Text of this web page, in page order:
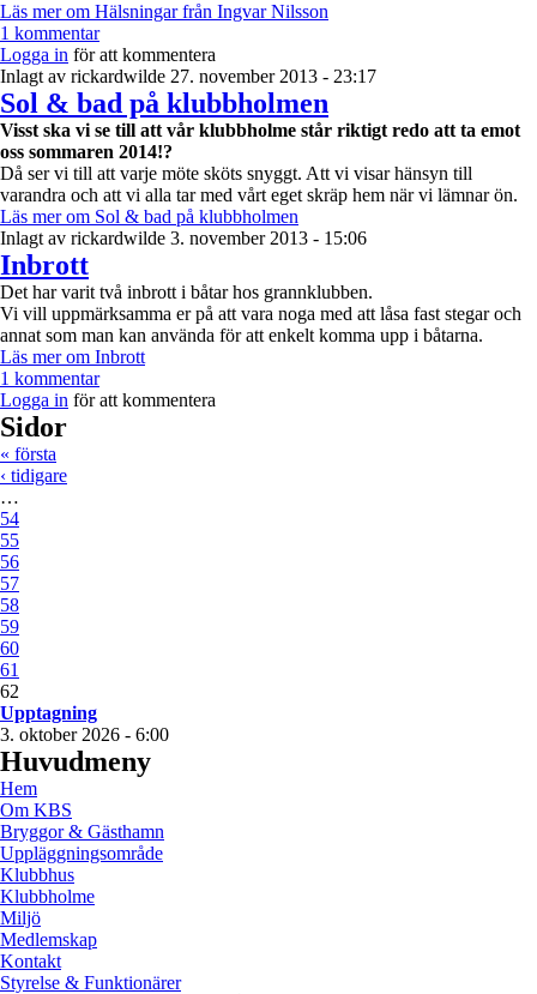
Läs merom Hälsningar från Ingvar Nilsson
1 kommentar
Logga in för att kommentera
Inlagt av rickardwilde 27. november 2013 - 23:17
Sol & bad på klubbholmen
Visst ska vi se till att vår klubbholme står riktigt redo att ta emot
oss sommaren 2014!?
Då ser vi till att varje möte sköts snyggt. Att vi visar hänsyn till
varandra och att vi alla tar med vårt eget skräp hem när vi lämnar ön.
Läs merom Sol & bad på klubbholmen
Inlagt av rickardwilde 3. november 2013 - 15:06
Inbrott
Det har varit två inbrott i båtar hos grannklubben.
Vi vill uppmärksamma er på att vara noga med att låsa fast stegar och
annat som man kan använda för att enkelt komma upp i båtarna.
Läs merom Inbrott
1 kommentar
Logga in för att kommentera
Sidor
« första
‹ tidigare
…
54
55
56
57
58
59
60
61
62
Upptagning
3. oktober 2026 - 6:00
Huvudmeny
Hem
Om KBS
Bryggor & Gästhamn
Uppläggningsområde
Klubbhus
Klubbholme
Miljö
Medlemskap
Kontakt
Styrelse & Funktionärer